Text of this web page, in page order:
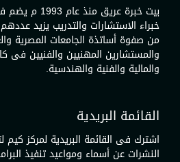
بيت خبرة
من صفوة أساتذة الجامعات المصرية
والمستشارين المهنيين والفنيين فى
والمالية والفنية والهندسية.
القائمة البريدية
اشترك فى القائمة البريدية لمركز
النشرات عن أسماء ومواعيد تنفيذ